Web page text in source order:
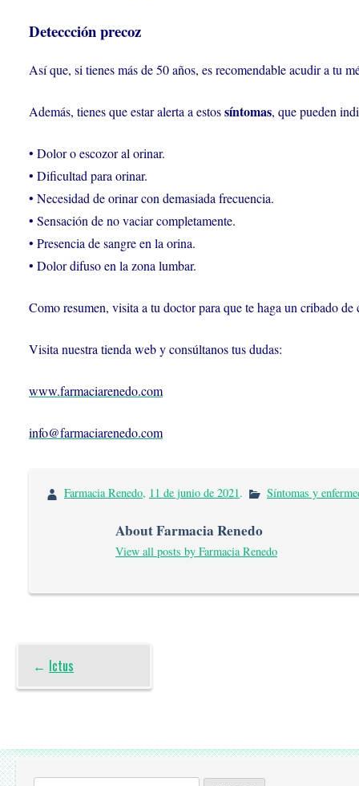
Deteccción precoz
Así que, si tienes más de 50 años, es recomendable acudir a tu
Además, tienes que estar alerta a estossíntomas, que pueden
• Dolor o escozor al orinar.
• Dificultad para orinar.
• Necesidad de orinar con demasiada frecuencia.
• Sensación de no vaciar completamente.
• Presencia de sangre en la orina.
• Dolor difuso en la zona lumbar.
Como resumen, visita a tu doctor para que te haga un cribado
Visita nuestra tienda web y consúltanos tus dudas:
www.farmaciarenedo.com
info@farmaciarenedo.com
Farmacia Renedo, 11 de junio de 2021. Síntomas y
About Farmacia Renedo
View all posts by Farmacia Renedo
← Ictus